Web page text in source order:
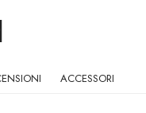
ACCESSORI